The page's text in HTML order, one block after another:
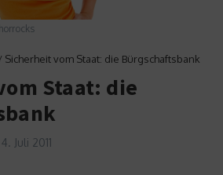
Sicherheit vom Staat: die Bürgschaftsbank
Staat: die
4. Juli 2011